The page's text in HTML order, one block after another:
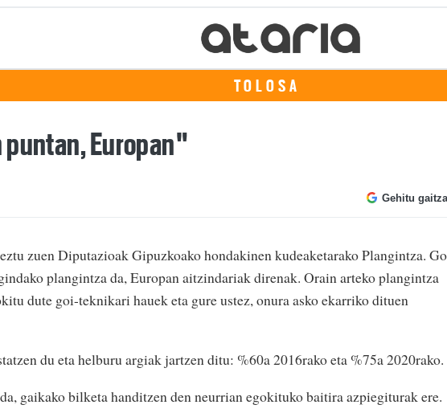
TOLOSA
Europan"
Gehitu
zuen Diputazioak Gipuzkoako hondakinen kudeaketarako Plangintza.
plangintza da, Europan aitzindariak direnak. Orain arteko plangintza
dute goi-teknikari hauek eta gure ustez, onura asko ekarriko dituen
du eta helburu argiak jartzen ditu: %60a 2016rako eta %75a 2020rako.
gaikako bilketa handitzen den neurrian egokituko baitira azpiegiturak ere.